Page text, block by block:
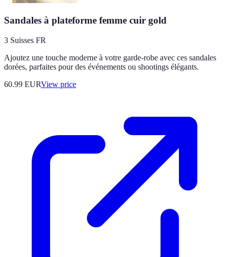
Sandales à plateforme femme cuir gold
3 Suisses FR
Ajoutez une touche moderne à votre garde-robe avec ces sandales
dorées, parfaites pour des événements ou shootings élégants.
60.99 EURView price